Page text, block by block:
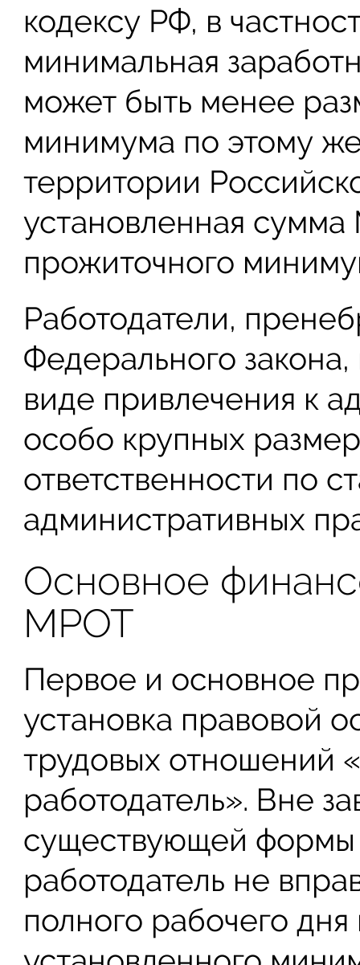
кодексу РФ, в
минимальная
может быть менее
минимума по этому
территории
установленная
прожиточного
Работодатели,
Федерального
виде привлечения к
особо крупных
ответственности по
административных
Основное
МРОТ
Первое и основное
установка правовой
трудовых отношений
работодатель». Вне
существующей формы
работодатель не
полного рабочего